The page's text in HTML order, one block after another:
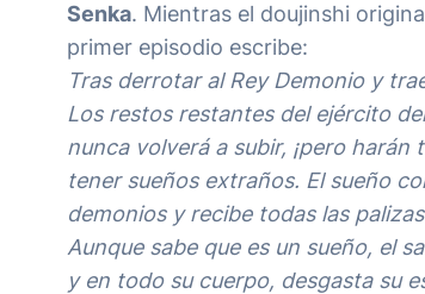
Senka. Mientras el doujinshi
primer episodio escribe:
Tras derrotar al Rey Demonio y
Los restos restantes del ejército
nunca volverá a subir, ¡pero
tener sueños extraños. El sueño
demonios y recibe todas las
Aunque sabe que es un sueño, el
y en todo su cuerpo, desgasta su